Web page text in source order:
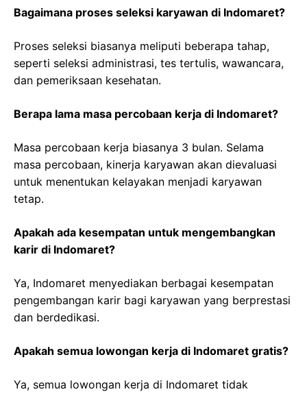
Bagaimana proses seleksi karyawan di Indomaret?
Proses seleksi biasanya meliputi beberapa tahap,
seperti seleksi administrasi, tes tertulis, wawancara,
dan pemeriksaan kesehatan.
Berapa lama masa percobaan kerja di Indomaret?
Masa percobaan kerja biasanya 3 bulan. Selama
masa percobaan, kinerja karyawan akan dievaluasi
untuk menentukan kelayakan menjadi karyawan
tetap.
Apakah ada kesempatan untuk mengembangkan
karir di Indomaret?
Ya, Indomaret menyediakan berbagai kesempatan
pengembangan karir bagi karyawan yang berprestasi
dan berdedikasi.
Apakah semua lowongan kerja di Indomaret gratis?
Ya, semua lowongan kerja di Indomaret tidak